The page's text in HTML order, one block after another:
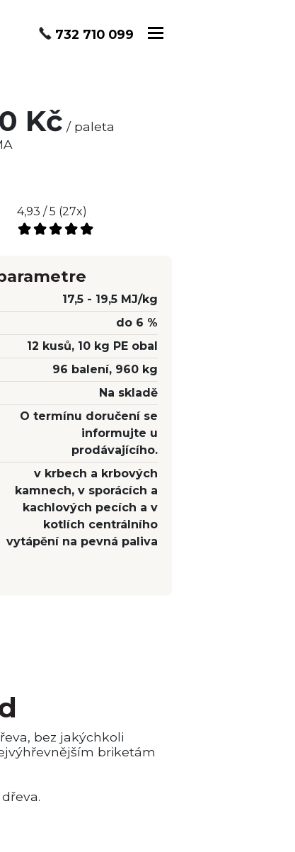
732 710 099
Kč / paleta
4,93 / 5 (27x)
17,5 - 19,5 MJ/kg
do 6 %
12 kusů, 10 kg PE obal
96 balení, 960 kg
Na skladě
O termínu doručení se
informujte u
prodávajícího.
v krbech a krbových
kamnech, v sporácích a
kachlových pecích a v
kotlích centrálního
vytápění na pevná paliva
bez jakýchkoli
briketám